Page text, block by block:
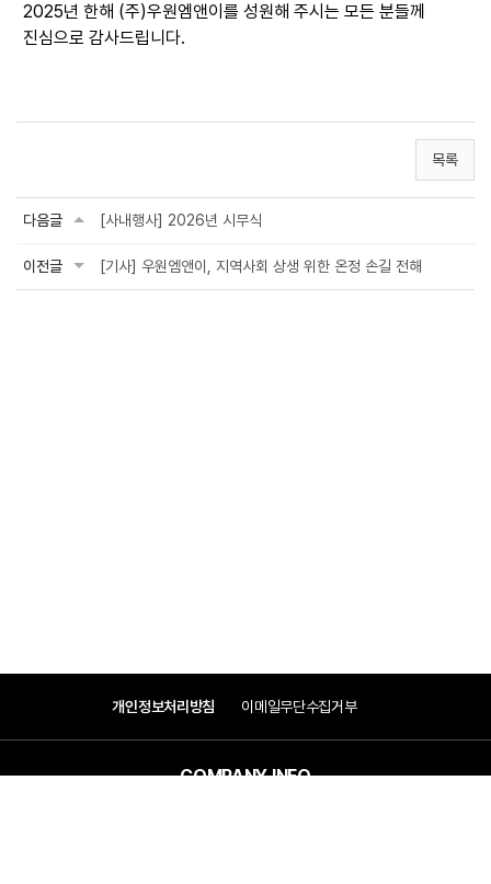
2025년 한해 (주)우원엠앤이를 성원해 주시는 모든 분들께
진심으로 감사드립니다.
목록
다음글 [사내행사] 2026년 시무식
이전글 [기사] 우원엠앤이, 지역사회 상생 위한 온정 손길 전해
개인정보처리방침 이메일무단수집거부
COMPANY INFO